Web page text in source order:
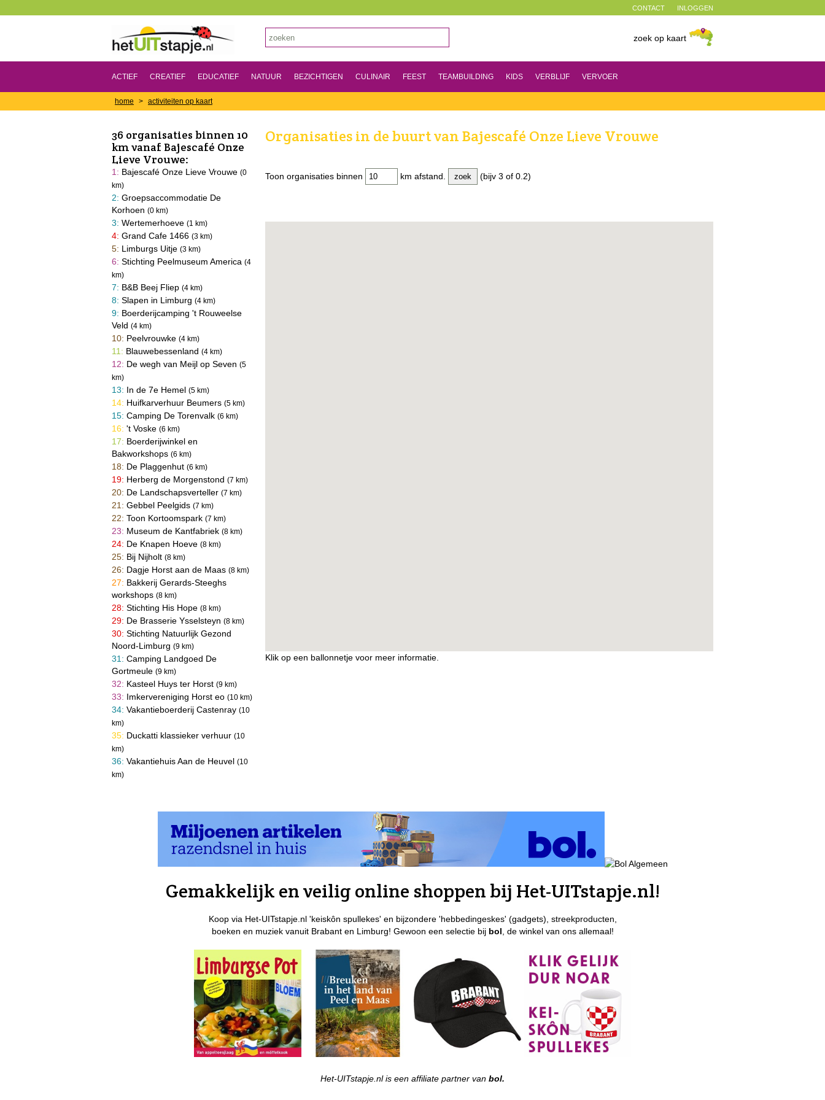
INLOGGEN
CONTACT
zoek op kaart
ACTIEF CREATIEF EDUCATIEF NATUUR BEZICHTIGEN CULINAIR FEEST TEAMBUILDING KIDS VERBLIJF VERVOER
home > activiteiten op kaart
36 organisaties binnen 10
km vanaf Bajescafé Onze
Lieve Vrouwe:
1: Bajescafé Onze Lieve Vrouwe (0
km)
2: Groepsaccommodatie De
Korhoen (0 km)
3: Wertemerhoeve (1 km)
4: Grand Cafe 1466 (3 km)
5: Limburgs Uitje (3 km)
6: Stichting Peelmuseum America (4
km)
7: B&B Beej Fliep (4 km)
8: Slapen in Limburg (4 km)
9: Boerderijcamping 't Rouweelse
Veld (4 km)
10: Peelvrouwke (4 km)
11: Blauwebessenland (4 km)
12: De wegh van Meijl op Seven (5
km)
13: In de 7e Hemel (5 km)
14: Huifkarverhuur Beumers (5 km)
15: Camping De Torenvalk (6 km)
16: 't Voske (6 km)
17: Boerderijwinkel en
Bakworkshops (6 km)
18: De Plaggenhut (6 km)
19: Herberg de Morgenstond (7 km)
20: De Landschapsverteller (7 km)
21: Gebbel Peelgids (7 km)
22: Toon Kortoomspark (7 km)
23: Museum de Kantfabriek (8 km)
24: De Knapen Hoeve (8 km)
25: Bij Nijholt (8 km)
26: Dagje Horst aan de Maas (8 km)
27: Bakkerij Gerards-Steeghs
workshops (8 km)
28: Stichting His Hope (8 km)
29: De Brasserie Ysselsteyn (8 km)
30: Stichting Natuurlijk Gezond
Noord-Limburg (9 km)
31: Camping Landgoed De
Gortmeule (9 km)
32: Kasteel Huys ter Horst (9 km)
33: Imkervereniging Horst eo (10 km)
34: Vakantieboerderij Castenray (10
km)
35: Duckatti klassieker verhuur (10
km)
36: Vakantiehuis Aan de Heuvel (10
km)
Organisaties in de buurt van Bajescafé Onze Lieve Vrouwe
Toon organisaties binnen km afstand. (bijv 3 of 0.2)
Klik op een ballonnetje voor meer informatie.
Gemakkelijk en veilig online shoppen bij Het-UITstapje.nl!
Koop via Het-UITstapje.nl 'keiskôn spullekes' en bijzondere 'hebbedingeskes' (gadgets), streekproducten,
boeken en muziek vanuit Brabant en Limburg! Gewoon een selectie bij bol , de winkel van ons allemaal!
Het-UITstapje.nl is een affiliate partner van bol.